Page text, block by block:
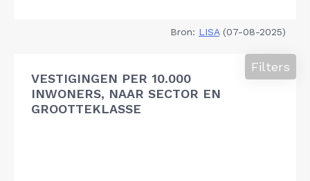
Bron: LISA(07-08-2025)
VESTIGINGEN PER 10.000
INWONERS, NAAR SECTOR EN
GROOTTEKLASSE
Filters